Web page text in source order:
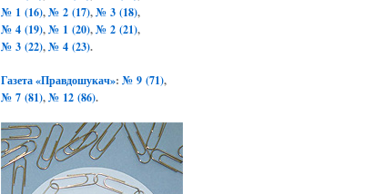
№ 1 (16),№ 2 (17),№ 3 (18),
№ 4 (19),№ 1 (20),№ 2 (21),
№ 3 (22),№ 4 (23).
Газета «Правдошукач»: № 9 (71),
№ 7 (81),№ 12 (86).